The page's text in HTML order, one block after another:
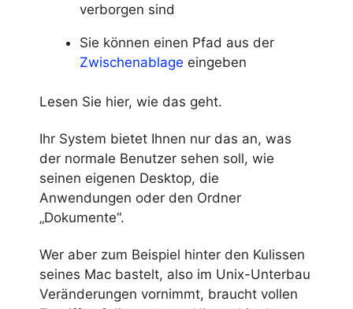
verborgen sind
Sie können einen Pfad aus der
Zwischenablage eingeben
Lesen Sie hier, wie das geht.
Ihr System bietet Ihnen nur das an, was
der normale Benutzer sehen soll, wie
seinen eigenen Desktop, die
Anwendungen oder den Ordner
„Dokumente“.
Wer aber zum Beispiel hinter den Kulissen
seines Mac bastelt, also im Unix-Unterbau
Veränderungen vornimmt, braucht vollen